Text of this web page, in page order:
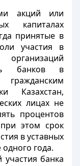
акций или
капиталах
принятые в
участия в
банков в
Казахстан,
лицах не
процентов
при этом срок
в уставных
года.
участия банка